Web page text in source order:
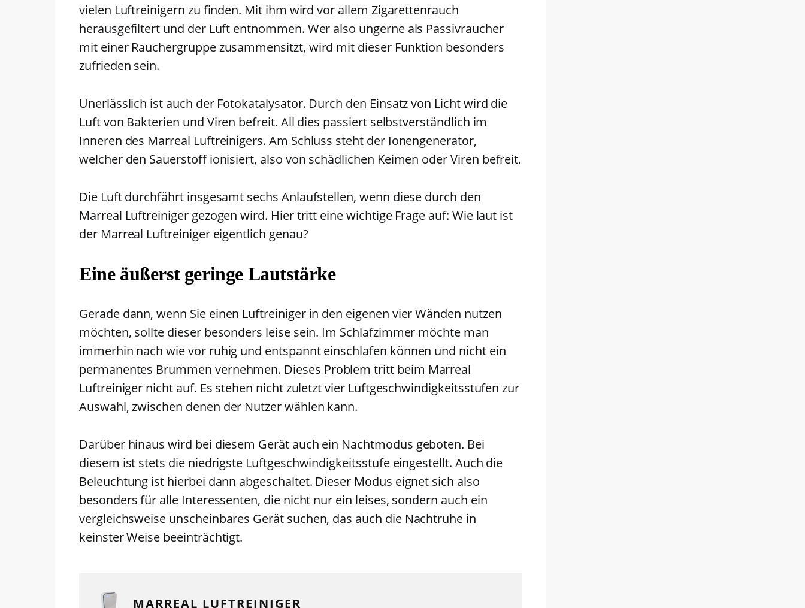
vielen Luftreinigern zu finden. Mit ihm wird vor allem Zigarettenrauch
herausgefiltert und der Luft entnommen. Wer also ungerne als Passivraucher
mit einer Rauchergruppe zusammensitzt, wird mit dieser Funktion besonders
zufrieden sein.
Unerlässlich ist auch der Fotokatalysator. Durch den Einsatz von Licht wird die
Luft von Bakterien und Viren befreit. All dies passiert selbstverständlich im
Inneren des Marreal Luftreinigers. Am Schluss steht der Ionengenerator,
welcher den Sauerstoff ionisiert, also von schädlichen Keimen oder Viren befreit.
Die Luft durchfährt insgesamt sechs Anlaufstellen, wenn diese durch den
Marreal Luftreiniger gezogen wird. Hier tritt eine wichtige Frage auf: Wie laut ist
der Marreal Luftreiniger eigentlich genau?
Eine äußerst geringe Lautstärke
Gerade dann, wenn Sie einen Luftreiniger in den eigenen vier Wänden nutzen
möchten, sollte dieser besonders leise sein. Im Schlafzimmer möchte man
immerhin nach wie vor ruhig und entspannt einschlafen können und nicht ein
permanentes Brummen vernehmen. Dieses Problem tritt beim Marreal
Luftreiniger nicht auf. Es stehen nicht zuletzt vier Luftgeschwindigkeitsstufen zur
Auswahl, zwischen denen der Nutzer wählen kann.
Darüber hinaus wird bei diesem Gerät auch ein Nachtmodus geboten. Bei
diesem ist stets die niedrigste Luftgeschwindigkeitsstufe eingestellt. Auch die
Beleuchtung ist hierbei dann abgeschaltet. Dieser Modus eignet sich also
besonders für alle Interessenten, die nicht nur ein leises, sondern auch ein
vergleichsweise unscheinbares Gerät suchen, das auch die Nachtruhe in
keinster Weise beeinträchtigt.
MARREAL LUFTREINIGER